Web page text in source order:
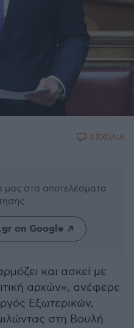
3 ΣΧΟΛΙΑ
μας στα αποτελέσματα
on Google
και ασκεί με
αρχών», ανέφερε
Εξωτερικών,
στη Βουλή